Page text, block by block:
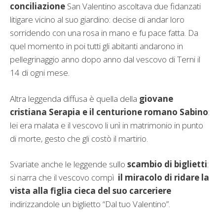
conciliazione San Valentino ascoltava due fidanzati
litigare vicino al suo giardino: decise di andar loro
sorridendo con una rosa in mano e fu pace fatta. Da
quel momento in poi tutti gli abitanti andarono in
pellegrinaggio anno dopo anno dal vescovo di Terni il
14 di ogni mese.
Altra leggenda diffusa è quella della giovane
cristiana Serapia e il centurione romano Sabino:
lei era malata e il vescovo li unì in matrimonio in punto
di morte, gesto che gli costò il martirio.
Svariate anche le leggende sullo scambio di biglietti:
si narra che il vescovo compì il miracolo di ridare la
vista alla figlia cieca del suo carceriere
indirizzandole un biglietto “Dal tuo Valentino”.